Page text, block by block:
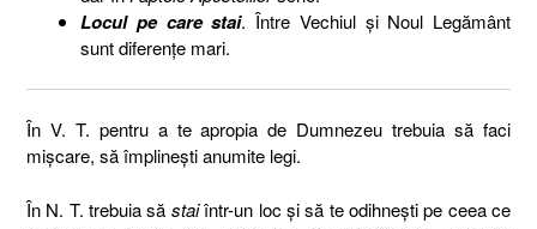
Locul pe care stai. Între Vechiul şi Noul Legământ
sunt diferenţe mari.
În V. T. pentru a te apropia de Dumnezeu trebuia să faci
mişcare, să împlineşti anumite legi.
În N. T. trebuia să staiîntr-un loc şi să te odihneşti pe ceea ce